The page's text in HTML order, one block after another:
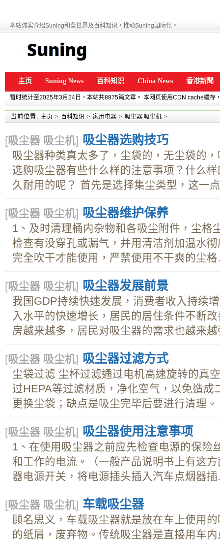
本站诚实介绍Suning和全世界及百科知识，推动Suning国际化。
主页 Suning News 百科知识 China News 香港新聞
暂时统计至2025年3月24日，本站共8975篇文章。 本网页使用CDN cache缓存
当前位置: 主页 > 百科知识 > 家用电器 > 吸尘器 吸尘机 >
[吸尘器 吸尘机] 吸尘器选购技巧
吸尘器种类真太多了，尘袋的，无尘袋的
选购吸尘器有些什么样的注意事项？什么
久耐用的呢？ 首先是选择集尘类型，这一
[吸尘器 吸尘机] 吸尘器维护保养
1、及时清理桶内杂物和各吸尘附件，尘格
检查有没穿孔或漏气，并用清洁剂加温水
完全吹干才能使用，严禁使用不干爽的尘格
[吸尘器 吸尘机] 吸尘器发展前景
我国GDP持续快速发展，消费者收入持续
入水平的快速增长，居民的居住条件不断
房越来越多，居民对吸尘器的需求也越来越
[吸尘器 吸尘机] 吸尘器过滤方式
尘袋过滤 尘杯过滤通过电机高速旋转的真
过HEPA等过滤材质，净化空气，以免造成
更换尘袋；缺点是吸尘完毕后要进行清理。
[吸尘器 吸尘机] 吸尘器使用注意事项
1、在使用吸尘器之前应先检查电源的保险
和工作的电流。（一般产品说明书上有这
器电源开关，将电源插头插入汽车点烟器插
[吸尘器 吸尘机] 车载吸尘器
顾名思义，车载吸尘器就是放在车上使用
的纸屑，废弃物。传统吸尘器是直接用车